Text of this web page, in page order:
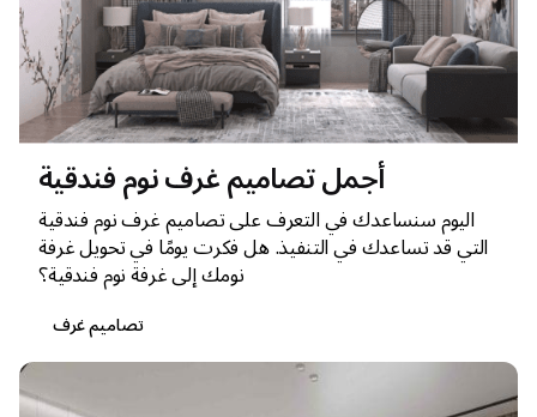
أجمل تصاميم غرف نوم فندقية
اليوم سنساعدك في التعرف على تصاميم غرف نوم فندقية
التي قد تساعدك في التنفيذ. هل فكرت يومًا في تحويل غرفة
نومك إلى غرفة نوم فندقية؟
تصاميم غرف